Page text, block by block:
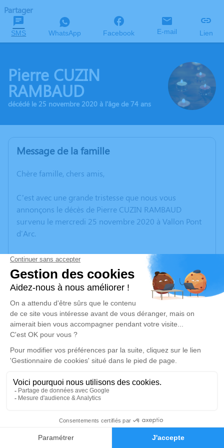
Faire-part Hommages
Partager
SMS WhatsApp Facebook E-mail Lien
Pierre CUZIN
RAMBAUD
décédé le 25 novembre 2020 à l'âge de 74 ans
Message de la famille
Chère famille, chers amis,
C’est avec une grande tristesse que nous vous
annonçons le décès de Pierre CUZIN RAMBAUD
survenu le mercredi 25 novembre 2020 à Vallon Pont
d'Arc.
Nous vous invitons à utiliser cet espace pour laisser
vos condoléances, partager des photos souvenirs, une
anecdote ou exprimer vos pensées à travers des
poèmes ou des textes. Cet endroit est un lieu
d'expression dédié à honorer la mémoire de Pierre
CUZIN RAMBAUD.
Un service de plantation d’arbre hommage est
disponible ici.
Je rends hommage
samedi 28 novembre 2020 à 14h30
Crématorium de Bourg-Saint-Andéol